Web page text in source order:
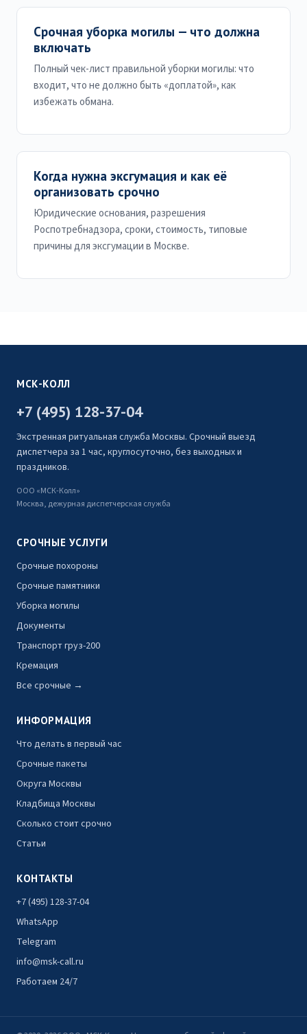
Срочная уборка могилы — что должна
включать
Полный чек-лист правильной уборки могилы: что
входит, что не должно быть «доплатой», как
избежать обмана.
Когда нужна эксгумация и как её
организовать срочно
Юридические основания, разрешения
Роспотребнадзора, сроки, стоимость, типовые
причины для эксгумации в Москве.
МСК-КОЛЛ
+7 (495) 128-37-04
Экстренная ритуальная служба Москвы. Срочный выезд
диспетчера за 1 час, круглосуточно, без выходных и
праздников.
ООО «МСК-Колл»
Москва, дежурная диспетчерская служба
СРОЧНЫЕ УСЛУГИ
Срочные похороны
Срочные памятники
Уборка могилы
Документы
Транспорт груз-200
Кремация
Все срочные →
ИНФОРМАЦИЯ
Что делать в первый час
Срочные пакеты
Округа Москвы
Кладбища Москвы
Сколько стоит срочно
Статьи
КОНТАКТЫ
+7 (495) 128-37-04
WhatsApp
Telegram
info@msk-call.ru
Работаем 24/7